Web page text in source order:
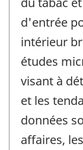
d'entrée
intérieur
études
visant à
et les
données
affaires,